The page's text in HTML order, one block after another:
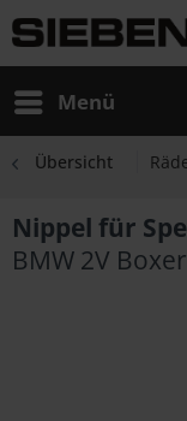
Menü
Übersicht
Nippel für
BMW 2V